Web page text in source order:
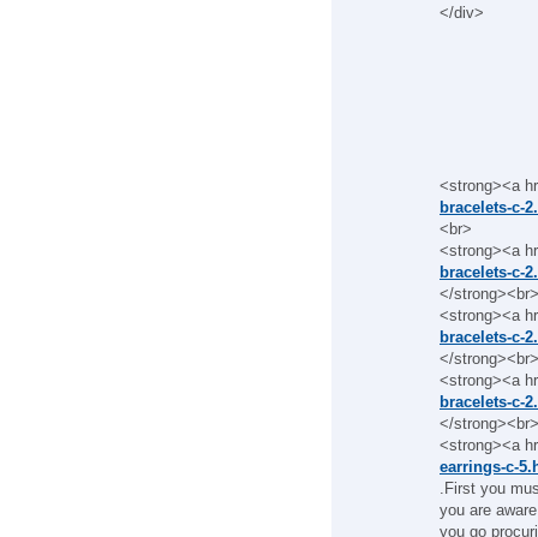
</div>
<strong><a
bracelets-c-
<br>
<strong><a
bracelets-c-
</strong><br>
<strong><a
bracelets-c-
</strong><br>
<strong><a
bracelets-c-
</strong><br>
<strong><a
earrings-c-
.First you
you are
you go